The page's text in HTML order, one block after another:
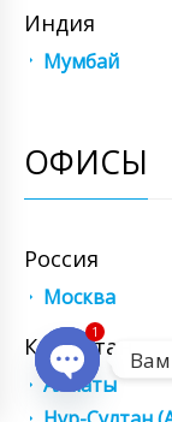
Индия
Мумбай
ОФИСЫ
Россия
Москва
Казахстан
Алматы
Open chaty
1